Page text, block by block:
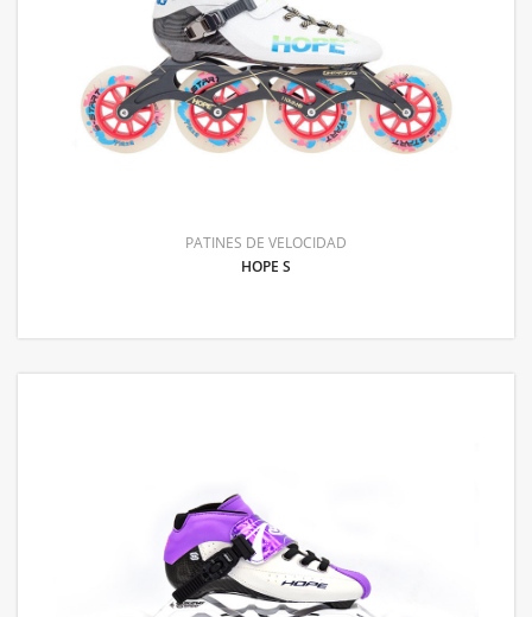
PATINES DE VELOCIDAD
HOPE S